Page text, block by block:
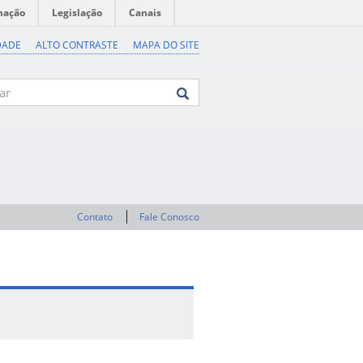
Legislação Canais
ALTO CONTRASTE MAPA DO SITE
Contato Fale Conosco